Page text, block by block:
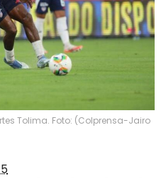
Tolima. Foto: (Colprensa-Jairo